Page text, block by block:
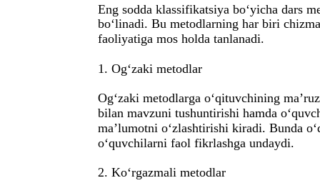
Eng sodda klassifikatsiya bo‘yicha dars
bo‘linadi. Bu metodlarning har biri
faoliyatiga mos holda tanlanadi.
1. Og‘zaki metodlar
Og‘zaki metodlarga o‘qituvchining
bilan mavzuni tushuntirishi hamda
ma’lumotni o‘zlashtirishi kiradi. Bunda
o‘quvchilarni faol fikrlashga undaydi.
2. Ko‘rgazmali metodlar